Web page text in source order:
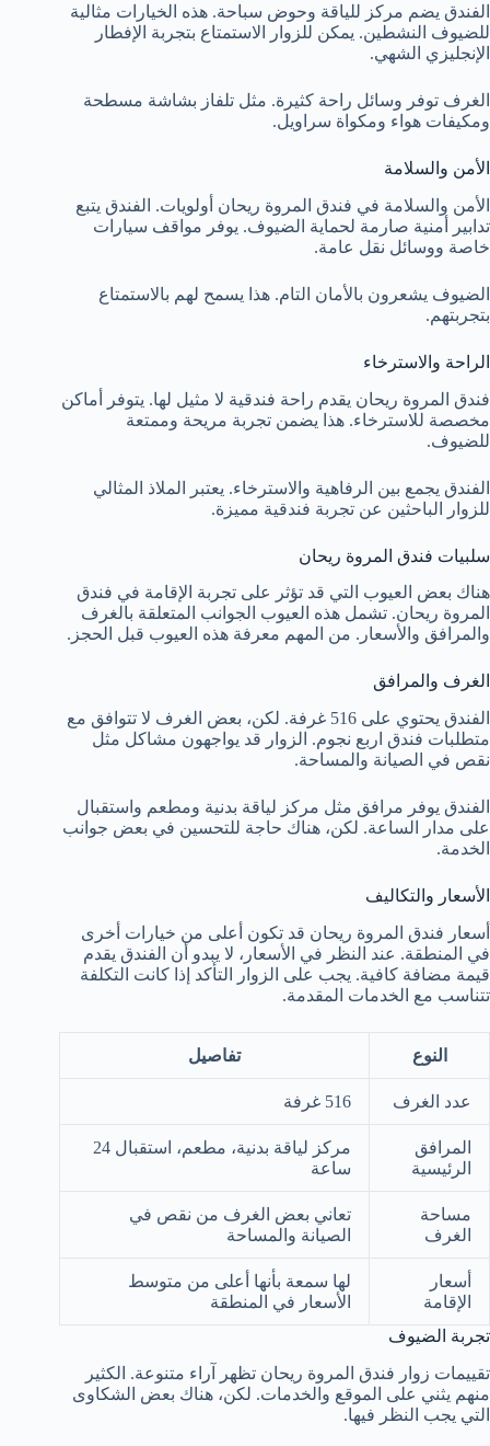
الفندق يضم مركز للياقة وحوض سباحة. هذه الخيارات مثالية
للضيوف النشطين. يمكن للزوار الاستمتاع بتجربة الإفطار
الإنجليزي الشهي.
الغرف توفر وسائل راحة كثيرة. مثل تلفاز بشاشة مسطحة
ومكيفات هواء ومكواة سراويل.
الأمن والسلامة
الأمن والسلامة في فندق المروة ريحان أولويات. الفندق يتبع
تدابير أمنية صارمة لحماية الضيوف. يوفر مواقف سيارات
خاصة ووسائل نقل عامة.
الضيوف يشعرون بالأمان التام. هذا يسمح لهم بالاستمتاع
بتجربتهم.
الراحة والاسترخاء
فندق المروة ريحان يقدم راحة فندقية لا مثيل لها. يتوفر أماكن
مخصصة للاسترخاء. هذا يضمن تجربة مريحة وممتعة
للضيوف.
الفندق يجمع بين الرفاهية والاسترخاء. يعتبر الملاذ المثالي
للزوار الباحثين عن تجربة فندقية مميزة.
سلبيات فندق المروة ريحان
هناك بعض العيوب التي قد تؤثر على تجربة الإقامة في فندق
المروة ريحان. تشمل هذه العيوب الجوانب المتعلقة بالغرف
والمرافق والأسعار. من المهم معرفة هذه العيوب قبل الحجز.
الغرف والمرافق
الفندق يحتوي على 516 غرفة. لكن، بعض الغرف لا تتوافق مع
متطلبات فندق اربع نجوم. الزوار قد يواجهون مشاكل مثل
نقص في الصيانة والمساحة.
الفندق يوفر مرافق مثل مركز لياقة بدنية ومطعم واستقبال
على مدار الساعة. لكن، هناك حاجة للتحسين في بعض جوانب
الخدمة.
الأسعار والتكاليف
أسعار فندق المروة ريحان قد تكون أعلى من خيارات أخرى
في المنطقة. عند النظر في الأسعار، لا يبدو أن الفندق يقدم
قيمة مضافة كافية. يجب على الزوار التأكد إذا كانت التكلفة
تتناسب مع الخدمات المقدمة.
النوع تفاصيل
عدد الغرف 516 غرفة
المرافق
الرئيسية
مركز لياقة بدنية، مطعم، استقبال 24
ساعة
مساحة
الغرف
تعاني بعض الغرف من نقص في
الصيانة والمساحة
أسعار
الإقامة
لها سمعة بأنها أعلى من متوسط
الأسعار في المنطقة
تجربة الضيوف
تقييمات زوار فندق المروة ريحان تظهر آراء متنوعة. الكثير
منهم يثني على الموقع والخدمات. لكن، هناك بعض الشكاوى
التي يجب النظر فيها.